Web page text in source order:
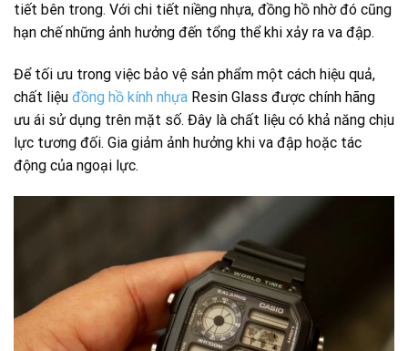
tiết bên trong. Với chi tiết niềng nhựa, đồng hồ nhờ đó cũng
hạn chế những ảnh hưởng đến tổng thể khi xảy ra va đập.
Để tối ưu trong việc bảo vệ sản phẩm một cách hiệu quả,
chất liệu đồng hồ kính nhựa Resin Glass được chính hãng
ưu ái sử dụng trên mặt số. Đây là chất liệu có khả năng chịu
lực tương đối. Gia giảm ảnh hưởng khi va đập hoặc tác
động của ngoại lực.